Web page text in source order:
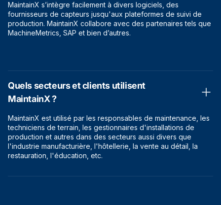
MaintainX s’intègre facilement à divers logiciels, des
fournisseurs de capteurs jusqu'aux plateformes de suivi de
production. MaintainX collabore avec des partenaires tels que
MachineMetrics, SAP et bien d’autres.
Quels secteurs et clients utilisent
MaintainX ?
MaintainX est utilisé par les responsables de maintenance, les
techniciens de terrain, les gestionnaires d'installations de
production et autres dans des secteurs aussi divers que
l'industrie manufacturière, l'hôtellerie, la vente au détail, la
restauration, l'éducation, etc.